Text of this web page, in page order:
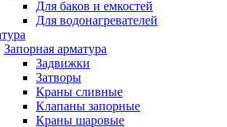
Для баков и емкостей
Для водонагревателей
Запорная арматура
Задвижки
Затворы
Краны сливные
Клапаны запорные
Краны шаровые